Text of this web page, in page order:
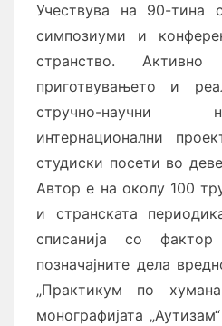
Учествува на 90-тина
симпозиуми и
странство.
приготвувањето и
стручно-научни
интернационални
студиски посети во
Автор е на околу 100
и странската
списанија со
позначајните дела
„Практикум по
монографијата